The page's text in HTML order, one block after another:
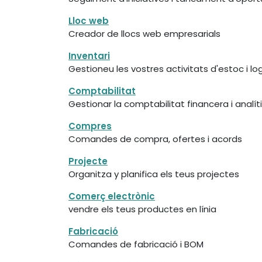
Lloc web
Creador de llocs web empresarials
Inventari
Gestioneu les vostres activitats d'estoc i
Comptabilitat
Gestionar la comptabilitat financera i
Compres
Comandes de compra, ofertes i acords
Projecte
Organitza y planifica els teus projectes
Comerç electrònic
vendre els teus productes en línia
Fabricació
Comandes de fabricació i BOM